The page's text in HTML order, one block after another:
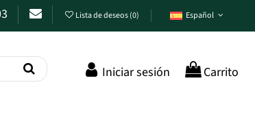
Lista de deseos(0) Español
Iniciar sesión Carrito